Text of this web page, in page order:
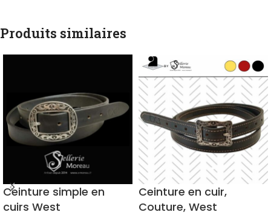
Produits similaires
Ceinture simple en
cuirs West
Ceinture en cuir,
Couture, West